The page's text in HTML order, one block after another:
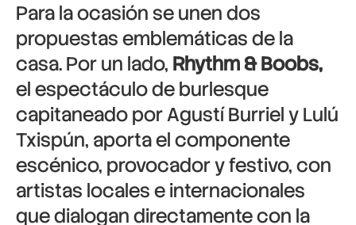
Para la ocasión se unen dos
propuestas emblemáticas de la
casa. Por un lado, Rhythm & Boobs,
el espectáculo de burlesque
capitaneado por Agustí Burriel y Lulú
Txispún, aporta el componente
escénico, provocador y festivo, con
artistas locales e internacionales
que dialogan directamente con la